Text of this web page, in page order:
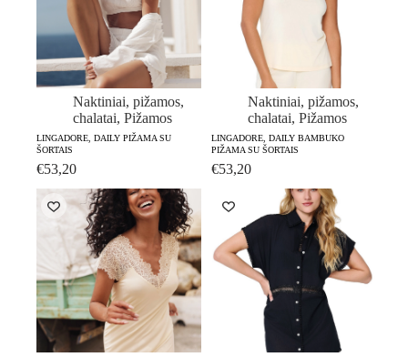
Naktiniai, pižamos,
chalatai, Pižamos
LINGADORE, DAILY PIŽAMA SU
ŠORTAIS
€53,20
Naktiniai, pižamos,
chalatai, Pižamos
LINGADORE, DAILY BAMBUKO
PIŽAMA SU ŠORTAIS
€53,20